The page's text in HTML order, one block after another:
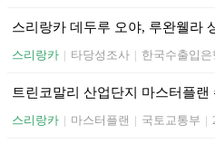
스리랑카 데두루 오야, 루완웰라
스리랑카 | 타당성조사 | 한국수출입은
트린코말리 산업단지 마스터플랜
스리랑카 | 마스터플랜 | 국토교통부 |